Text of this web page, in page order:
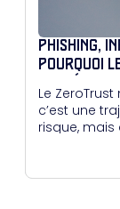
PHISHING,
POURQUOI
Le
c’est une
risque,